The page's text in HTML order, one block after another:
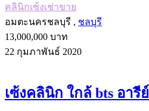
คลินิกเซ้งเช่าขาย
อมตะนครชลบุรี , ชลบุรี
13,000,000 บาท
22 กุมภาพันธ์ 2020
เซ้งคลินิก ใกล้ bts อารีย์